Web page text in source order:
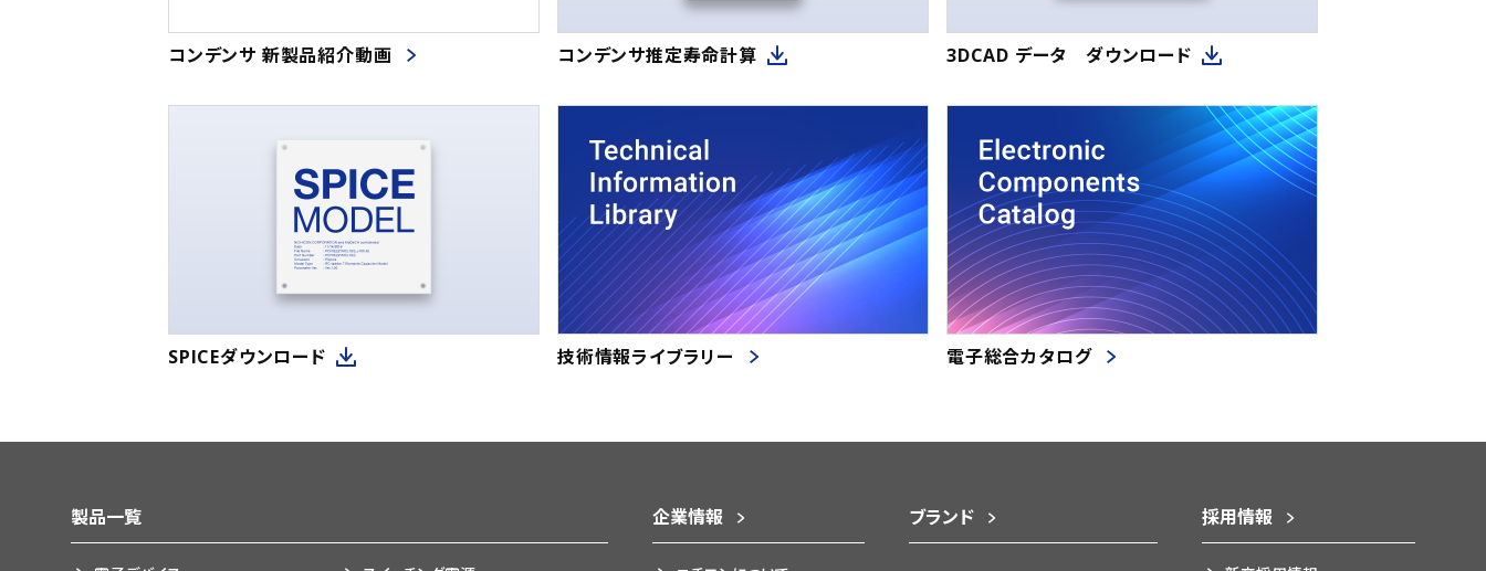
コンデンサ 新製品紹介動画 コンデンサ推定寿命計算 3DCAD データ ダウンロード
SPICEダウンロード 技術情報ライブラリー 電子総合カタログ
製品一覧 企業情報 ブランド 採用情報